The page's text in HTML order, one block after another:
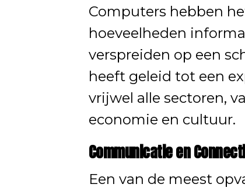
Computers hebben
hoeveelheden
verspreiden op een
heeft geleid tot een
vrijwel alle sectoren,
economie en cultuur.
Communicatie en
Een van de meest